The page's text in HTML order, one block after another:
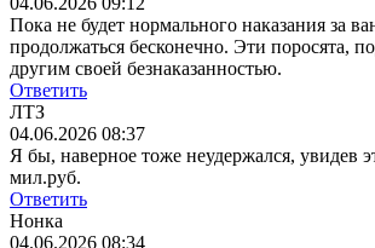
Пока не будет нормального наказания за
продолжаться бесконечно. Эти поросята,
другим своей безнаказанностью.
Ответить
ЛТЗ
04.06.2026 08:37
Я бы, наверное тоже неудержался, увидев
мил.руб.
Ответить
Нонка
04.06.2026 08:34